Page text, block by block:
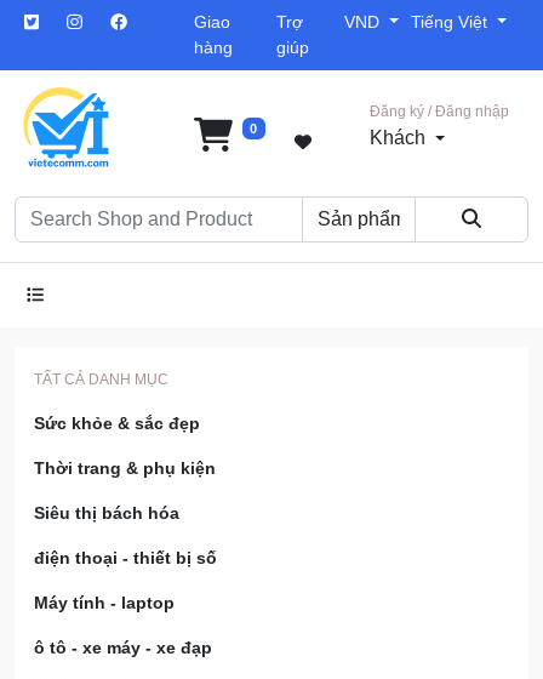
Giao
hàng
Trợ
giúp
VND Tiếng Việt
0
Đăng ký / Đăng nhập
Khách
TẤT CẢ DANH MỤC
Sức khỏe & sắc đẹp
Thời trang & phụ kiện
Siêu thị bách hóa
điện thoại - thiết bị số
Máy tính - laptop
ô tô - xe máy - xe đạp